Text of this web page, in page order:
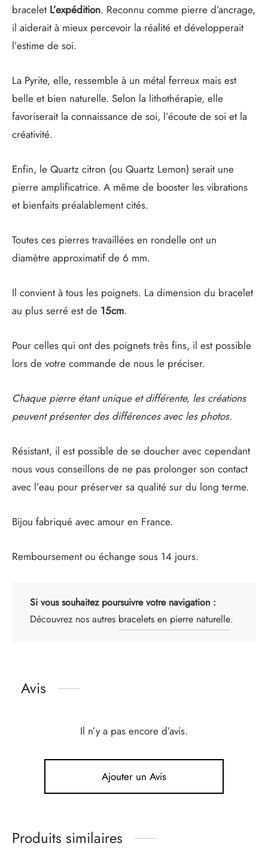
bracelet L’expédition. Reconnu comme pierre d’ancrage,
il aiderait à mieux percevoir la réalité et développerait
l’estime de soi.
La Pyrite, elle, ressemble à un métal ferreux mais est
belle et bien naturelle. Selon la lithothérapie, elle
favoriserait la connaissance de soi, l’écoute de soi et la
créativité.
Enfin, le Quartz citron (ou Quartz Lemon) serait une
pierre amplificatrice. A même de booster les vibrations
et bienfaits préalablement cités.
Toutes ces pierres travaillées en rondelle ont un
diamètre approximatif de 6 mm.
Il convient à tous les poignets. La dimension du bracelet
au plus serré est de 15cm.
Pour celles qui ont des poignets très fins, il est possible
lors de votre commande de nous le préciser.
Chaque pierre étant unique et différente, les créations
peuvent présenter des différences avec les photos.
Résistant, il est possible de se doucher avec cependant
nous vous conseillons de ne pas prolonger son contact
avec l’eau pour préserver sa qualité sur du long terme.
Bijou fabriqué avec amour en France.
Remboursement ou échange sous 14 jours.
Si vous souhaitez poursuivre votre navigation :
Découvrez nos autres bracelets en pierre naturelle.
Avis
Il n’y a pas encore d’avis.
Ajouter un Avis
Produits similaires